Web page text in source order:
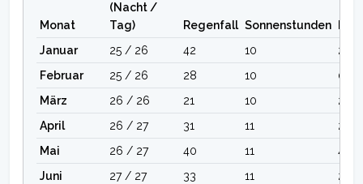
Monat
(Nacht /
Tag)
Regenfall Sonnenstunden
Januar
25 / 26 42 10
2
Februar
25 / 26 28 10
0
März
26 / 26 21 10
2
April
26 / 27 31 11
2
Mai
26 / 27 40 11
4
Juni
27 / 27 33 11
2